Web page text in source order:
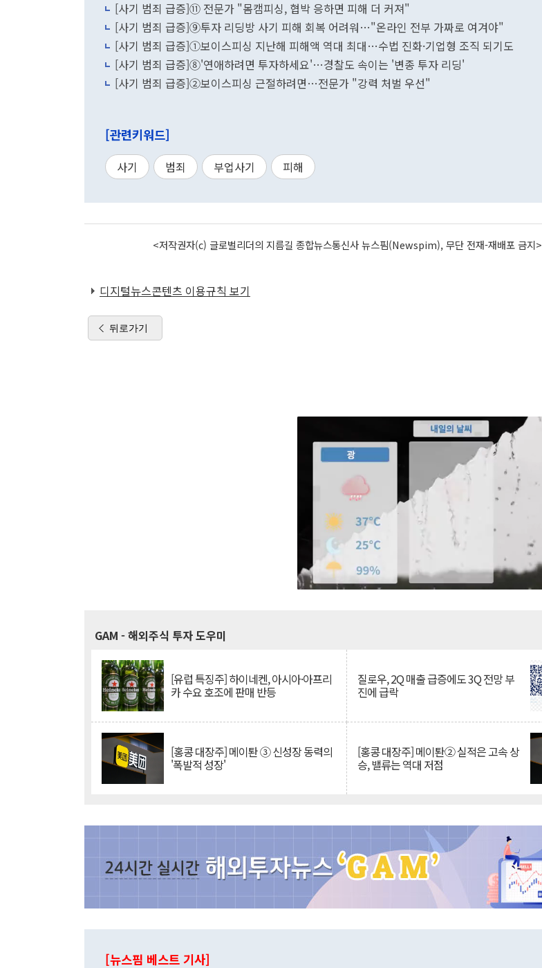
[사기 범죄 급증]⑪ 전문가 "몸캠피싱, 협박 응하면 피해 더 커져"
[사기 범죄 급증]⑨투자 리딩방 사기 피해 회복 어려워…"온라인 전부 가짜로 여겨야"
[사기 범죄 급증]①보이스피싱 지난해 피해액 역대 최대…수법 진화·기업형 조직 되기도
[사기 범죄 급증]⑧'연애하려면 투자하세요'…경찰도 속이는 '변종 투자 리딩'
[사기 범죄 급증]②보이스피싱 근절하려면…전문가 "강력 처벌 우선"
[관련키워드]
사기 범죄 부업사기 피해
<저작권자(c) 글로벌리더의 지름길 종합뉴스통신사 뉴스핌(Newspim), 무단 전재-재배포 금지>
디지털뉴스콘텐츠 이용규칙 보기
뒤로가기
GAM - 해외주식 투자 도우미
[유럽 특징주] 하이네켄, 아시아·아프리
카 수요 호조에 판매 반등
질로우, 2Q 매출 급증에도 3Q 전망 부
진에 급락
[홍콩 대장주] 메이퇀 ③ 신성장 동력의
'폭발적 성장'
[홍콩 대장주] 메이퇀② 실적은 고속 상
승, 밸류는 역대 저점
[뉴스핌 베스트 기사]